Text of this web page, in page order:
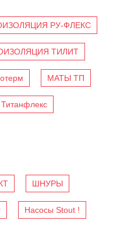
РУ-ФЛЕКС
ТИЛИТ
МАТЫ ТП
Титанфлекс
ШНУРЫ
Насосы Stout !